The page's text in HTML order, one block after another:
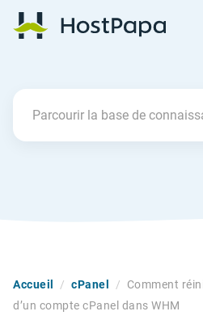
Search For
Accueil / cPanel /
Comment
d’un compte cPanel dans WHM
us
us
us
us